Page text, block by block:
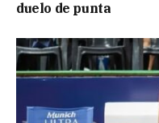
duelo de punta